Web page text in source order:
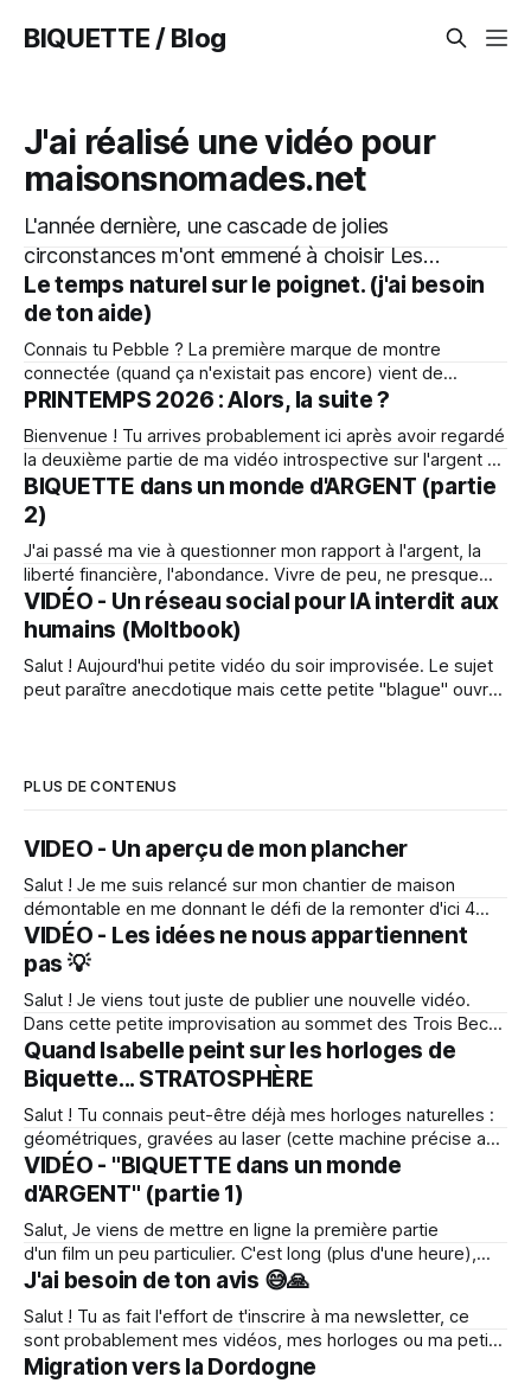
BIQUETTE / Blog
J'ai réalisé une vidéo pour
maisonsnomades.net
L'année dernière, une cascade de jolies
circonstances m'ont emmené à choisir Les
ArchiFertiles comme port d'attache pour
continuer mon aventure d'invention de maison
démontable. Yves et Sandra ont initié ce lieu
de vie et d'expérimentation autour de l'habitat
Le temps naturel sur le poignet. (j'ai besoin
de ton aide)
Connais tu Pebble ? La première marque de montre
connectée (quand ça n'existait pas encore) vient de
ressusciter. Ils font des montres très minimalistes
dure au moins deux semaines (au lieu de 1 jour sur les
autres). C'est
PRINTEMPS 2026 : Alors, la suite ?
Bienvenue ! Tu arrives probablement ici après avoir regardé
la deuxième partie de ma vidéo introspective sur l'argent et
l'abondance. J'espère que cette portion de mon histoire
t'aura inspiré quelque chose d'utile. Si c'est ta première
visite ici, sache
BIQUETTE dans un monde d'ARGENT (partie
2)
J'ai passé ma vie à questionner mon rapport à l'argent, la
liberté financière, l'abondance. Vivre de peu, ne presque
rien posséder m'a toujours rendu très léger. Sauf depuis
quelques temps... Cette vidéo, est la deuxième partie d'un
VIDÉO - Un réseau social pour IA interdit aux
humains (Moltbook)
Salut ! Aujourd'hui petite vidéo du soir improvisée. Le sujet
peut paraître anecdotique mais cette petite "blague" ouvre
PLUS DE CONTENUS
VIDEO - Un aperçu de mon plancher
Salut ! Je me suis relancé sur mon chantier de maison
démontable en me donnant le défi de la remonter d'ici 4
semaines (plus que 3 en fait 😅) En parallèle, je me suis
remis à l'écriture et la réalisation du prochain épisode du
film qui raconte l&
VIDÉO - Les idées ne nous appartiennent
pas 💡
Salut ! Je viens tout juste de publier une nouvelle vidéo.
Dans cette petite improvisation au sommet des Trois Becs
(dans la drome) je te parle de la "Noosphère", cette idée
selon laquelle les idées ne nous appartiennent pas
vraiment. Qu'elles flottent quelque part et cherchent des
Quand Isabelle peint sur les horloges de
Biquette... STRATOSPHÈRE
Salut ! Tu connais peut-être déjà mes horloges naturelles :
géométriques, gravées au laser (cette machine précise au
dixième de millimètre). C'est chouette mais un peu trop
prévisible parfois ! Jusqu'à maintenant 😁 Grâce à Isabelle,
mon amie artiste qui peint de manière complètement
intuitive, l'inattendu s'
VIDÉO - "BIQUETTE dans un monde
d'ARGENT" (partie 1)
Salut, Je viens de mettre en ligne la première partie
d'un film un peu particulier. C'est long (plus d'une heure),
c'est personnel, et ça parle de liberté, d'abondance et.....
J'ai besoin de ton avis 😅🙏
Salut ! Tu as fait l'effort de t'inscrire à ma newsletter, ce
sont probablement mes vidéos, mes horloges ou ma petite
maison démontable qui t'ont donné l'impulsion de donner
Migration vers la Dordogne